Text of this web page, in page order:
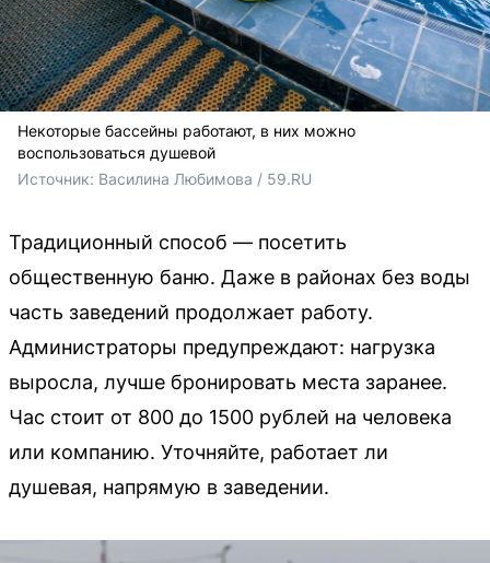
Некоторые бассейны работают, в них можно
воспользоваться душевой
Источник: Василина Любимова / 59.RU
Традиционный способ — посетить
общественную баню. Даже в районах без воды
часть заведений продолжает работу.
Администраторы предупреждают: нагрузка
выросла, лучше бронировать места заранее.
Час стоит от 800 до 1500 рублей на человека
или компанию. Уточняйте, работает ли
душевая, напрямую в заведении.